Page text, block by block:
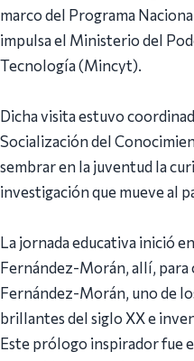
marco del Programa
impulsa el Ministerio del
Tecnología (Mincyt).
Dicha visita estuvo
Socialización del
sembrar en la juventud la
investigación que mueve al
La jornada educativa inició
Fernández-Morán, allí,
Fernández-Morán, uno de
brillantes del siglo XX e
Este prólogo inspirador fue